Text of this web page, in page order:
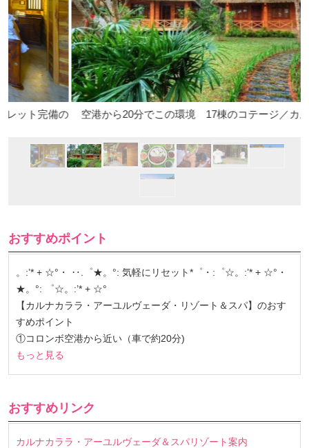
の 空港から20分でこの環境 17棟のコテージ／カルナカララ
おすすめポイント
。:’* + ☆°・ ‥.゜★。°: 気軽にリセット*゜・:゜☆。:’* + ☆°・
★。°: ゜☆。:’* + ☆°
【カルナカララ・アーユルヴェーダ・リゾート＆スパ】のおす
すめポイント
①コロンボ空港から近い（車で約20分)
もっと見る
おすすめリンク
カルナカララ・アーユルヴェーダ＆スパリゾート案内